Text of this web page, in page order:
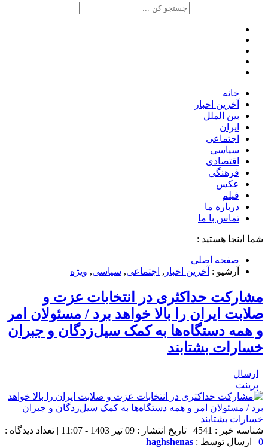
خانه
آخرین اخبار
بین الملل
ایران
اجتماعی
سیاسی
اقتصادی
فرهنگی
عکس
فیلم
درباره ما
تماس با ما
شما اینجا هستید :
صفحه اصلی
آرشیو : آخرین اخبار , اجتماعی, سیاسی, ویژه
مشارکت حداکثری در انتخابات عزت و
صلابت ایران را بالا خواهد برد / مسئولان امر
و همه دستگاه‌ها به کمک سیل‌زدگان و جبران
خسارات بشتابند
ارسال
پرینت
شناسه خبر : 4541 | تاریخ انتشار : 09 تیر 1403 - 11:07 | تعداد دیدگاه :
0 | ارسال توسط : haghshenas